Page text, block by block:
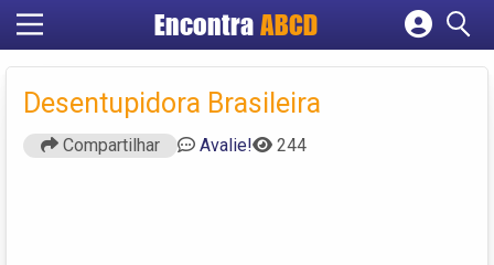
EncontraABCD
Cadastrar empresa
Criar conta
Desentupidora Brasileira
Compartilhar Avalie! 244